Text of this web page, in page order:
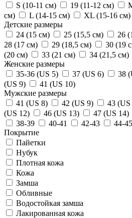
S (10-11 см)
19 (11-12 см)
см)
L (14-15 cм)
ХL (15-16 cм)
Детские размеры
24 (15 см)
25 (15,5 см) 26
28 (17 см)
29 (18,5 см) 30 (19
(20 см)
33 (21 см) 34 (21,5 см)
Женские размеры
35-36 (US 5)
37 (US 6) 38
(US 9)
41 (US 10)
Мужские размеры
41 (US 8)
42 (US 9) 43 (US
(US 12)
46 (US 13) 47 (US 14)
38-39
40-41 42-43
44-45
Покрытие
Пайетки
Нубук
Плотная кожа
Кожа
Замша
Обливные
Водостойкая замша
Лакированная кожа